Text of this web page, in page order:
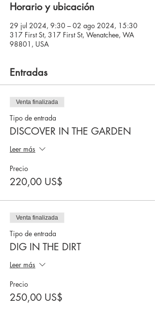
Horario y ubicación
29 jul 2024, 9:30 – 02 ago 2024, 15:30
317 First St, 317 First St, Wenatchee, WA
98801, USA
Entradas
Venta finalizada
Tipo de entrada
DISCOVER IN THE GARDEN
Leer más
Precio
220,00 US$
Venta finalizada
Tipo de entrada
DIG IN THE DIRT
Leer más
Precio
250,00 US$